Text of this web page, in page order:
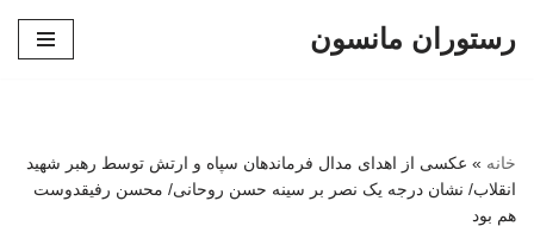
رستوران مانسون
خانه » عکسی از اهدای مدال فرماندهان سپاه و ارتش توسط رهبر شهید
انقلاب/ نشان درجه یک نصر بر سینه حسن روحانی/ محسن رفیقدوست
هم بود